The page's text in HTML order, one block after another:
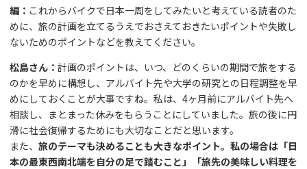
編： これからバイクで日本一周をしてみたいと考えている読者のた
めに、旅の計画を立てるうえでおさえておきたいポイントや失敗し
ないためのポイントなどを教えてください。
松島さん： 計画のポイントは、いつ、どのくらいの期間で旅をする
のかを早めに構想し、アルバイト先や大学の研究との日程調整を早
めにしておくことが大事ですね。私は、4ヶ月前にアルバイト先へ
相談し、まとまった休みをもらうことにしていました。旅の後に円
滑に社会復帰するためにも大切なことだと思います。
また、 旅のテーマも決めることも大きなポイント。私の場合は「日
本の最東西南北端を自分の足で踏むこと」「旅先の美味しい料理を